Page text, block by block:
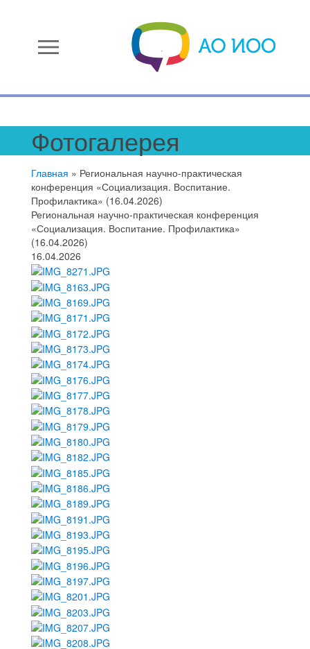
menu
Фотогалерея
Главная » Региональная научно-практическая
конференция «Социализация. Воспитание.
Профилактика» (16.04.2026)
Региональная научно-практическая конференция
«Социализация. Воспитание. Профилактика»
(16.04.2026)
16.04.2026